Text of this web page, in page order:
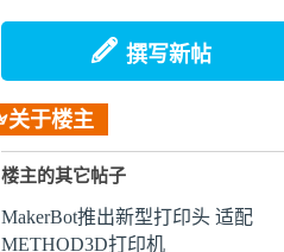
撰写新帖
关于楼主
楼主的其它帖子
MakerBot推出新型打印头 适配
METHOD3D打印机